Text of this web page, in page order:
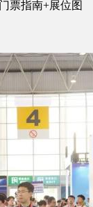
票指南+展位图